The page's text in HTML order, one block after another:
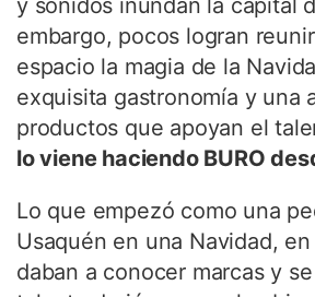
embargo, pocos logran
espacio la magia de la
exquisita gastronomía y una
productos que apoyan el
lo viene haciendo BURO
Lo que empezó como una
Usaquén en una Navidad,
daban a conocer marcas y